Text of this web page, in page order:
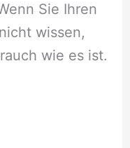
Sie Ihren
wissen,
wie es ist.